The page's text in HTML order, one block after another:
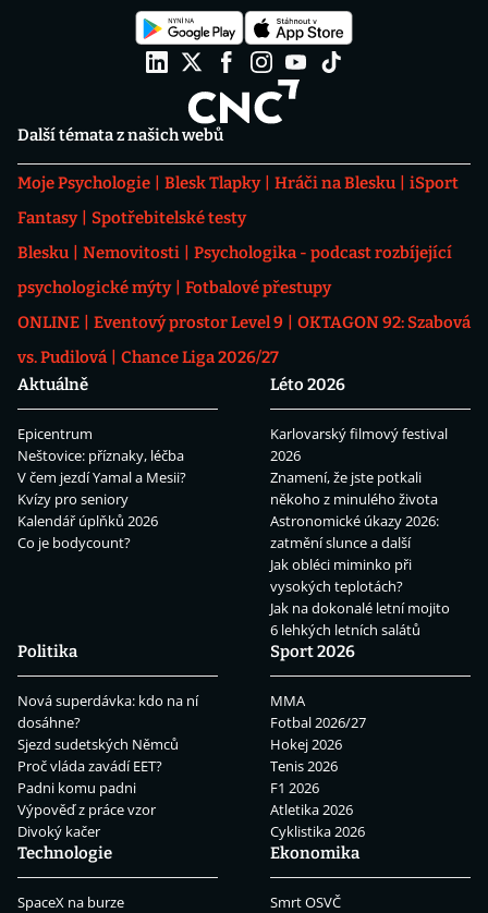
Další témata z našich webů
Moje Psychologie Blesk Tlapky Hráči na Blesku
iSport
Fantasy
Spotřebitelské testy
Blesku
Nemovitosti
Psychologika - podcast rozbíjející
psychologické mýty
Fotbalové přestupy
ONLINE
Eventový prostor Level 9
OKTAGON 92: Szabová
vs. Pudilová
Chance Liga 2026/27
Aktuálně
Epicentrum
Neštovice: příznaky, léčba
V čem jezdí Yamal a Mesii?
Kvízy pro seniory
Kalendář úplňků 2026
Co je bodycount?
Léto 2026
Karlovarský filmový festival
2026
Znamení, že jste potkali
někoho z minulého života
Astronomické úkazy 2026:
zatmění slunce a další
Jak obléci miminko při
vysokých teplotách?
Jak na dokonalé letní mojito
6 lehkých letních salátů
Politika
Nová superdávka: kdo na ní
dosáhne?
Sjezd sudetských Němců
Proč vláda zavádí EET?
Padni komu padni
Výpověď z práce vzor
Divoký kačer
Sport 2026
MMA
Fotbal 2026/27
Hokej 2026
Tenis 2026
F1 2026
Atletika 2026
Cyklistika 2026
Technologie
SpaceX na burze
Ekonomika
Smrt OSVČ